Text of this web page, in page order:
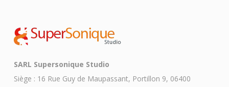
SARL Supersonique Studio
Siège : 16 Rue Guy de Maupassant, Portillon 9, 06400